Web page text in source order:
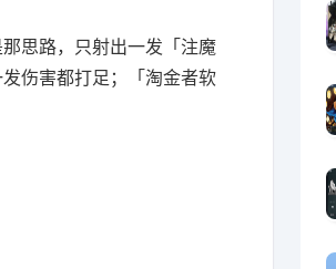
思路，只射出一发「注魔
伤害都打足；「淘金者软